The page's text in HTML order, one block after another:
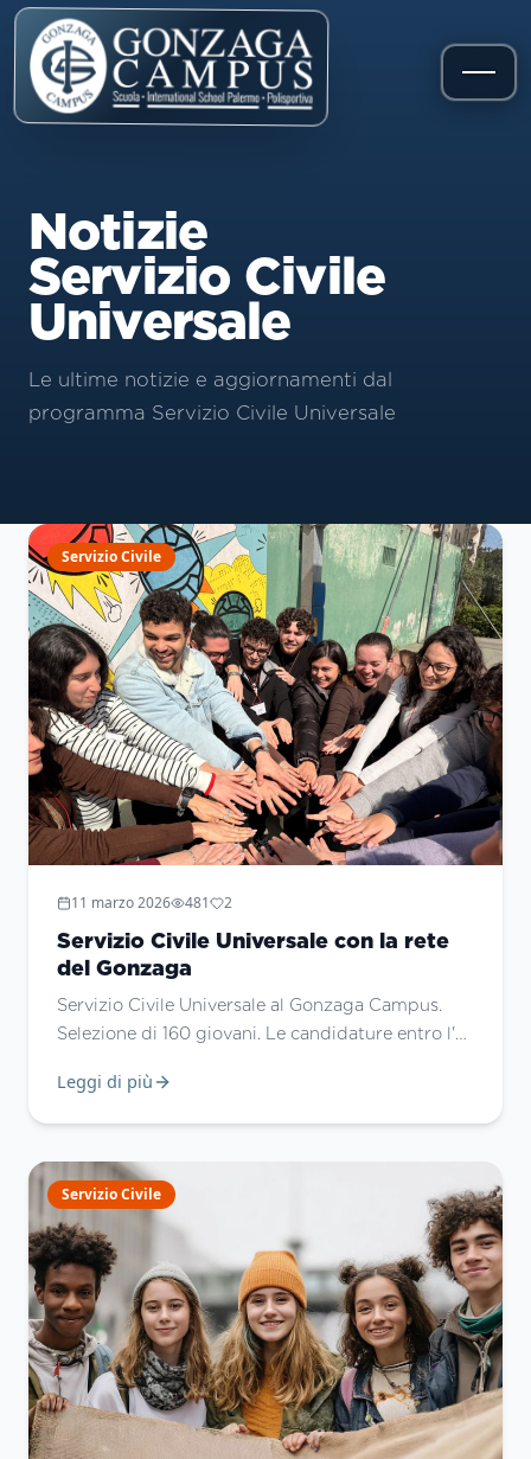
Notizie
Servizio Civile
Universale
Le ultime notizie e aggiornamenti dal
programma Servizio Civile Universale
Servizio Civile
11 marzo 2026 481 2
Servizio Civile Universale con la rete
del Gonzaga
Servizio Civile Universale al Gonzaga Campus.
Selezione di 160 giovani. Le candidature entro l'8
alle ore 15:00
Leggi di più
Servizio Civile